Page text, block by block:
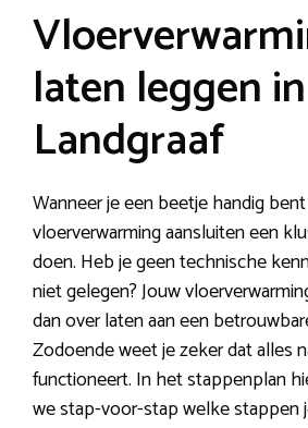
laten leggen in
Landgraaf
Wanneer je een beetje handig
vloerverwarming aansluiten een
doen. Heb je geen technische
niet gelegen? Jouw
dan over laten aan een
Zodoende weet je zeker dat alles
functioneert. In het stappenplan
we stap-voor-stap welke stappen